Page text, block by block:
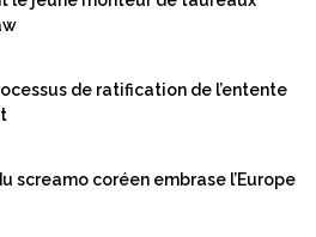
de ratification de l’entente
screamo coréen embrase l’Europe